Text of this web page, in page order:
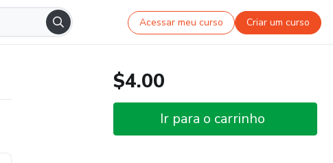
Acessar meu curso Criar um curso
$4.00
Ir para o carrinho